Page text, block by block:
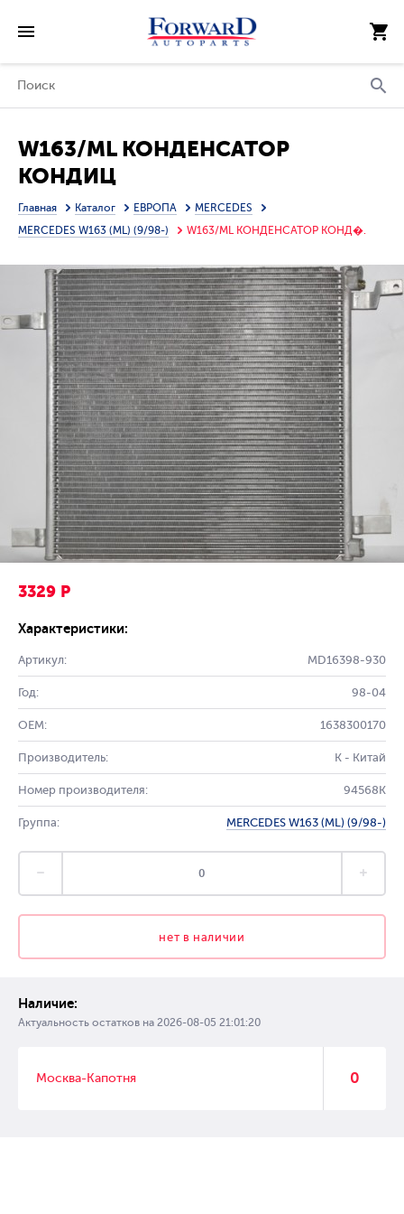
W163/ML КОНДЕНСАТОР
КОНДИЦ
Главная Каталог ЕВРОПА
MERCEDES
MERCEDES W163 (ML) (9/98-)
W163/ML КОНДЕНСАТОР КОНД�.
3329 Р
Характеристики:
Артикул: MD16398-930
Год: 98-04
OEM: 1638300170
Производитель: K - Китай
Номер производителя: 94568K
Группа: MERCEDES W163 (ML) (9/98-)
нет в наличии
Наличие:
Актуальность остатков на 2026-08-05 21:01:20
Москва-Капотня 0